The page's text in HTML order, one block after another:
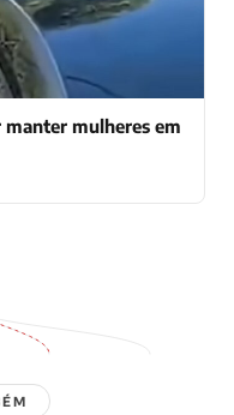
manter mulheres em